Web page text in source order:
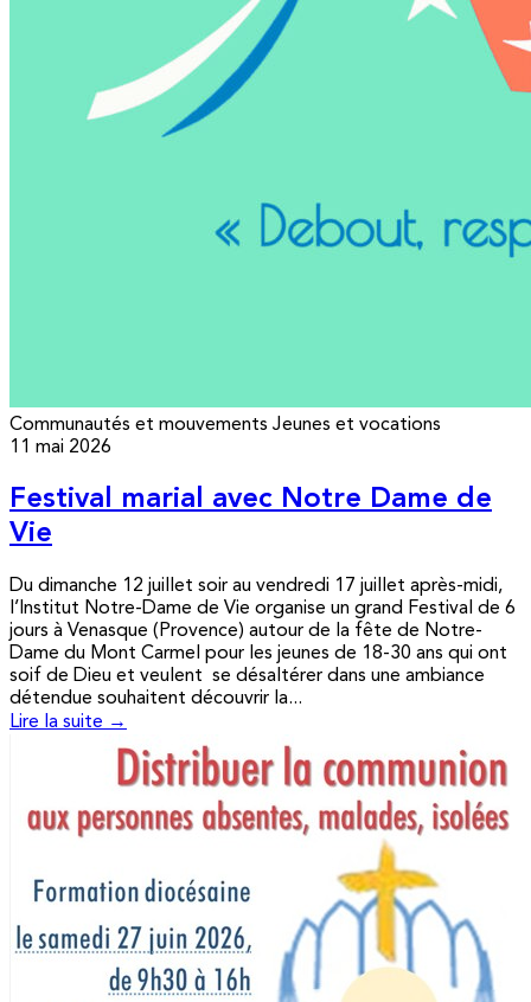
Communautés et mouvements Jeunes et vocations
11 mai 2026
Festival marial avec Notre Dame de
Vie
Du dimanche 12 juillet soir au vendredi 17 juillet après-midi,
l’Institut Notre-Dame de Vie organise un grand Festival de 6
jours à Venasque (Provence) autour de la fête de Notre-
Dame du Mont Carmel pour les jeunes de 18-30 ans qui ont
soif de Dieu et veulent se désaltérer dans une ambiance
détendue souhaitent découvrir la...
Lire la suite →